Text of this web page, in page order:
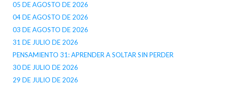
05 DE AGOSTO DE 2026
04 DE AGOSTO DE 2026
03 DE AGOSTO DE 2026
31 DE JULIO DE 2026
PENSAMIENTO 31: APRENDER A SOLTAR SIN PERDER
30 DE JULIO DE 2026
29 DE JULIO DE 2026